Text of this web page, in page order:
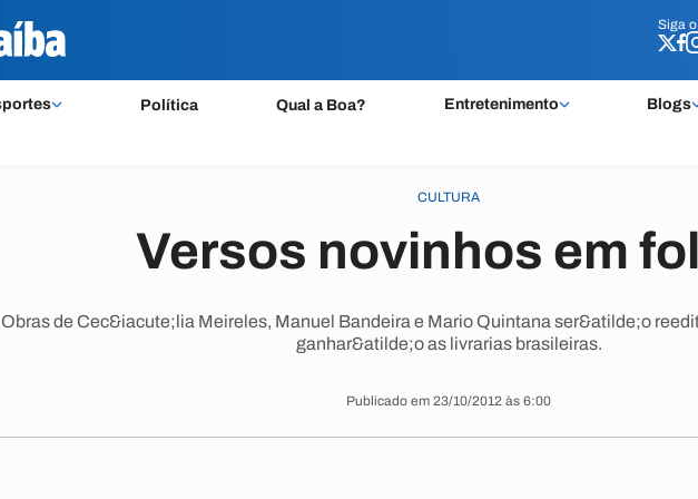
Siga o
Política Qual a Boa? Entretenimento Blogs
Siga o
CULTURA
Versos novinhos em
Obras de Cec&iacute;lia Meireles, Manuel Bandeira e Mario Quintana ser&atilde;o
ganhar&atilde;o as livrarias brasileiras.
Publicado em 23/10/2012 às 6:00